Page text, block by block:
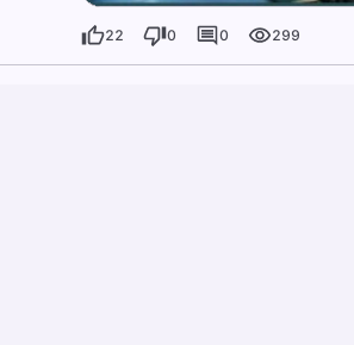
22 0 0 299